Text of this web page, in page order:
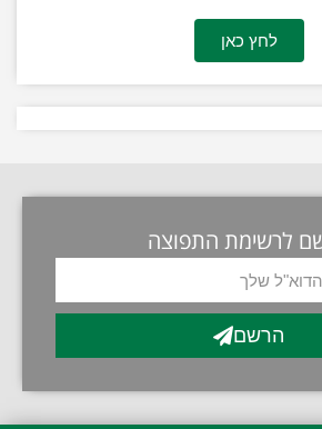
לחץ כאן
לרשימת התפוצה
הרשם